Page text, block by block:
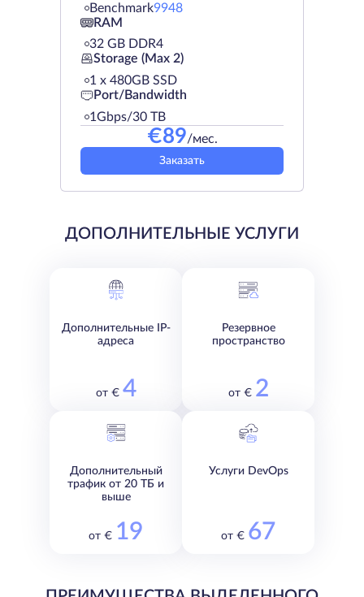
Benchmark9948
RAM
32 GB DDR4
Storage (Max 2)
1 х 480GB SSD
Port/Bandwidth
1Gbps/30 TB
€89/мес.
Заказать
ДОПОЛНИТЕЛЬНЫЕ УСЛУГИ
Дополнительные IP-
адреса
от € 4
Резервное
пространство
от € 2
Дополнительный
трафик от 20 ТБ и
выше
от € 19
Услуги DevOps
от € 67